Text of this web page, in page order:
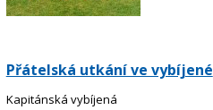
Přátelská utkání ve vybíjené
Kapitánská vybíjená